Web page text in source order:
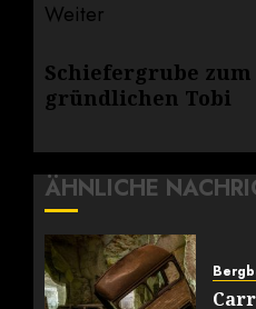
Weiter
Beitrag:
Schiefergrube zum
gründlichen Tobi
ÄHNLICHE